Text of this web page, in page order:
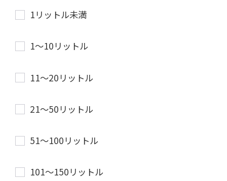
1リットル未満
1〜10リットル
11〜20リットル
21〜50リットル
51〜100リットル
101〜150リットル